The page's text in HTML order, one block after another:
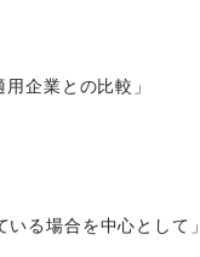
企業との比較」
る場合を中心として」